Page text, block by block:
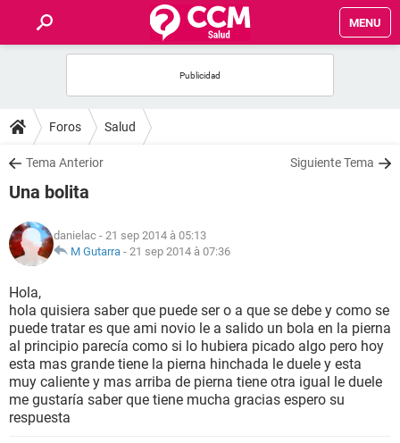
MENU
FORUMS
SALUD
NUTRICIÓN
BIENESTAR
SEXUALIDAD
GLOSARIO
Foros Salud
Tema Anterior Siguiente Tema
Una bolita
danielac - 21 sep 2014 à 05:13
M Gutarra - 21 sep 2014 à 07:36
Hola,
hola quisiera saber que puede ser o a que se debe y como se
puede tratar es que ami novio le a salido un bola en la pierna
al principio parecía como si lo hubiera picado algo pero hoy
esta mas grande tiene la pierna hinchada le duele y esta
muy caliente y mas arriba de pierna tiene otra igual le duele
me gustaría saber que tiene mucha gracias espero su
respuesta